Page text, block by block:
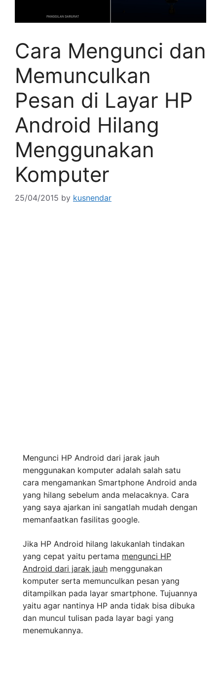
Cara Mengunci dan
Memunculkan
Pesan di Layar HP
Android Hilang
Menggunakan
Komputer
25/04/2015 by kusnendar
Mengunci HP Android dari jarak jauh
menggunakan komputer adalah salah satu
cara mengamankan Smartphone Android anda
yang hilang sebelum anda melacaknya. Cara
yang saya ajarkan ini sangatlah mudah dengan
memanfaatkan fasilitas google.
Jika HP Android hilang lakukanlah tindakan
yang cepat yaitu pertama mengunci HP
Android dari jarak jauh menggunakan
komputer serta memunculkan pesan yang
ditampilkan pada layar smartphone. Tujuannya
yaitu agar nantinya HP anda tidak bisa dibuka
dan muncul tulisan pada layar bagi yang
menemukannya.